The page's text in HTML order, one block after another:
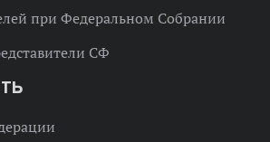
при Федеральном Собрании
СФ